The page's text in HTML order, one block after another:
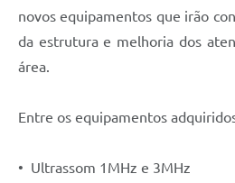
novos equipamentos que irão
da estrutura e melhoria dos
área.
Entre os equipamentos
•⁠ ⁠Ultrassom 1MHz e 3MHz